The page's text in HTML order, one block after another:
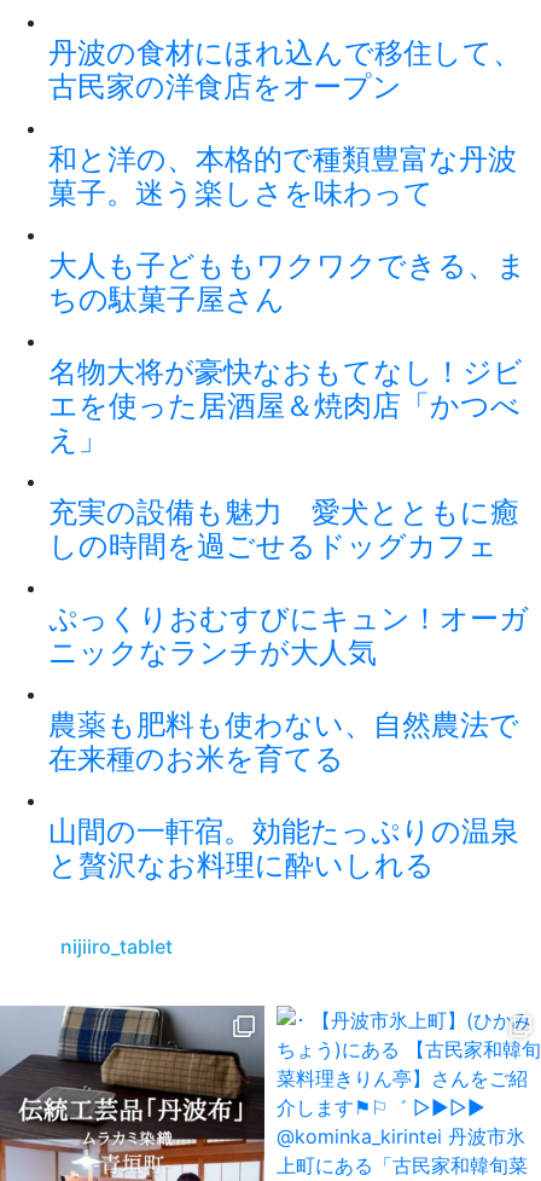
丹波の食材にほれ込んで移住して、
古民家の洋食店をオープン
和と洋の、本格的で種類豊富な丹波
菓子。迷う楽しさを味わって
大人も子どももワクワクできる、ま
ちの駄菓子屋さん
名物大将が豪快なおもてなし！ジビ
エを使った居酒屋＆焼肉店「かつべ
え」
充実の設備も魅力 愛犬とともに癒
しの時間を過ごせるドッグカフェ
ぷっくりおむすびにキュン！オーガ
ニックなランチが大人気
農薬も肥料も使わない、自然農法で
在来種のお米を育てる
山間の一軒宿。効能たっぷりの温泉
と贅沢なお料理に酔いしれる
nijiiro_tablet